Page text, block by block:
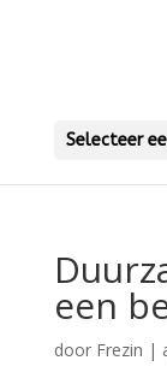
Selecteer
een
door Frezin |